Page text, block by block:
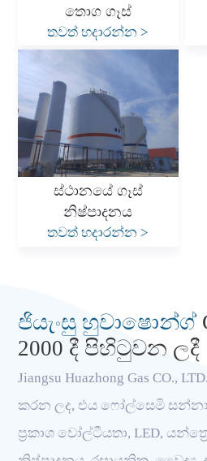
තොග ගෑස්
තවත් හදාරන්න>
ස්ථානයේ ගෑස්
නිෂ්පාදනය
තවත් හදාරන්න>
ජියැංසු හුවාෂොන්ග්
2000 දී පිහිටුවන ලදී
Jiangsu Huazhong Gas CO.,
කරන ලද, එය ෆෝල්සෙමි
ප්‍රකාශ වෝල්ටීයතා, LED,